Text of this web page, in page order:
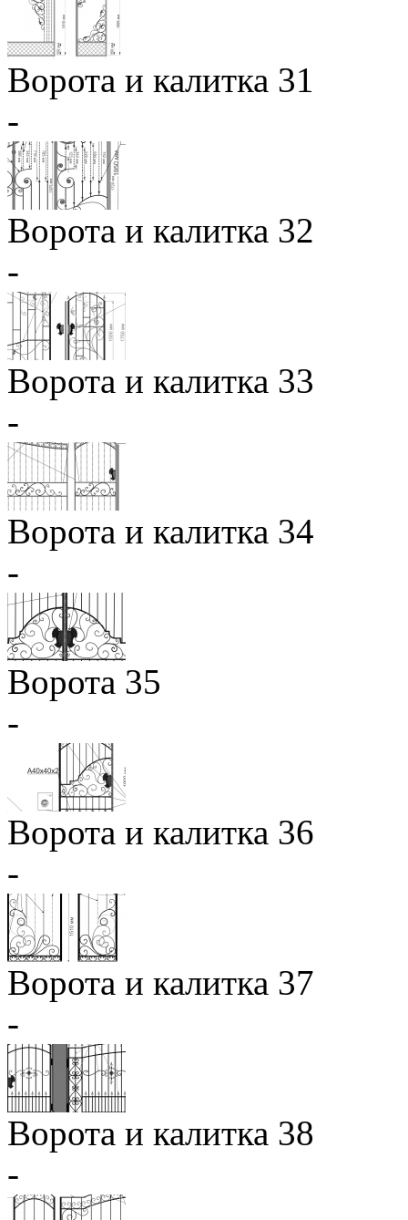
Ворота и калитка 31
-
Ворота и калитка 32
-
Ворота и калитка 33
-
Ворота и калитка 34
-
Ворота 35
-
Ворота и калитка 36
-
Ворота и калитка 37
-
Ворота и калитка 38
-